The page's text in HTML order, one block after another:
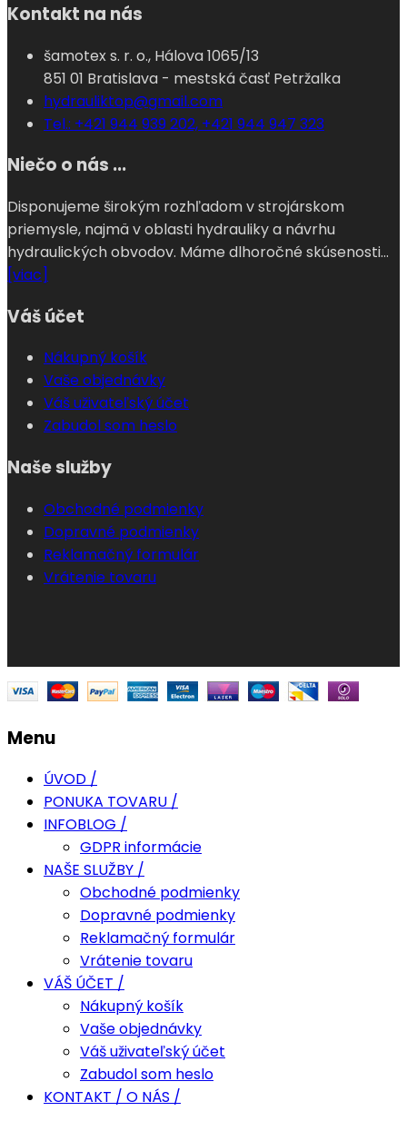
Kontakt na nás
šamotex s. r. o., Hálova 1065/13
851 01 Bratislava - mestská časť Petržalka
hydrauliktop@gmail.com
Tel.: +421 944 939 202, +421 944 947 323
Niečo o nás ...
Disponujeme širokým rozhľadom v strojárskom
priemysle, najmä v oblasti hydrauliky a návrhu
hydraulických obvodov. Máme dlhoročné skúsenosti...
[viac]
Váš účet
Nákupný košík
Vaše objednávky
Váš uživateľský účet
Zabudol som heslo
Naše služby
Obchodné podmienky
Dopravné podmienky
Reklamačný formulár
Vrátenie tovaru
Menu
ÚVOD /
PONUKA TOVARU /
INFOBLOG /
GDPR informácie
NAŠE SLUŽBY /
Obchodné podmienky
Dopravné podmienky
Reklamačný formulár
Vrátenie tovaru
VÁŠ ÚČET /
Nákupný košík
Vaše objednávky
Váš uživateľský účet
Zabudol som heslo
KONTAKT / O NÁS /